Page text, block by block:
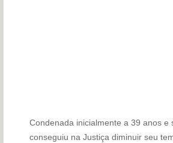
Condenada inicialmente a 39 anos
conseguiu na Justiça diminuir seu